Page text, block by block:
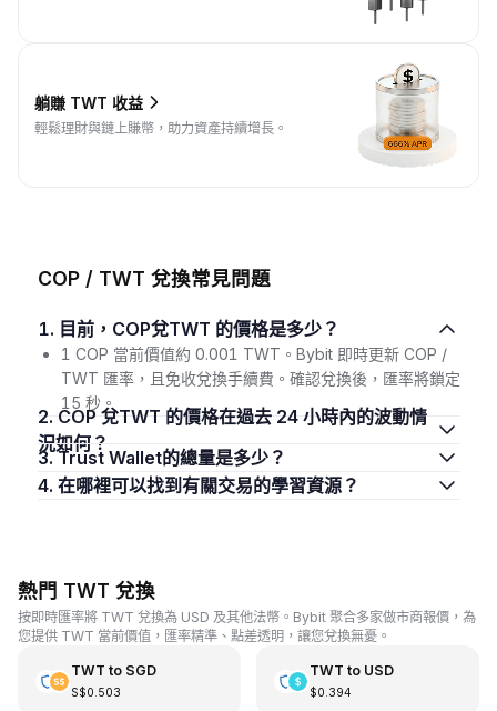
躺賺 TWT 收益
輕鬆理財與鏈上賺幣，助力資產持續增長。
COP / TWT 兌換常見問題
1. 目前，COP兌TWT 的價格是多少？
1 COP 當前價值約 0.001 TWT。Bybit 即時更新 COP /
TWT 匯率，且免收兌換手續費。確認兌換後，匯率將鎖定
15 秒。
2. COP 兌TWT 的價格在過去 24 小時內的波動情
況如何？
3. Trust Wallet的總量是多少？
4. 在哪裡可以找到有關交易的學習資源？
熱門 TWT 兌換
按即時匯率將 TWT 兌換為 USD 及其他法幣。Bybit 聚合多家做市商報價，為
您提供 TWT 當前價值，匯率精準、點差透明，讓您兌換無憂。
TWT to SGD
S$0.503
TWT to USD
$0.394